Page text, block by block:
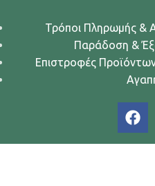
Τρόποι Πληρωμής &
Παράδοση &
Επιστροφές